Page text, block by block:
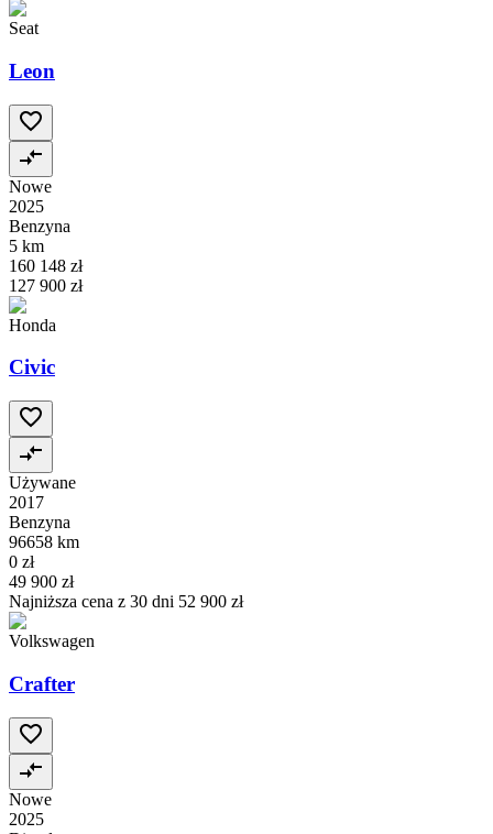
Seat
Leon
Nowe
2025
Benzyna
5 km
160 148 zł
127 900 zł
Honda
Civic
Używane
2017
Benzyna
96658 km
0 zł
49 900 zł
Najniższa cena z 30 dni 52 900 zł
Volkswagen
Crafter
Nowe
2025